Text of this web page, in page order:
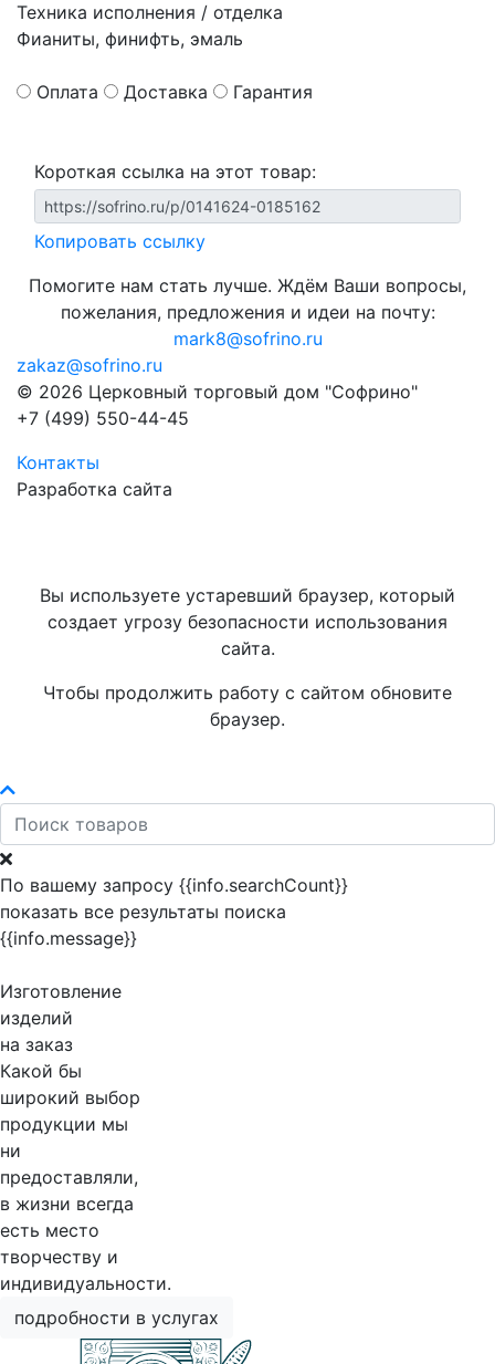
Техника исполнения / отделка
Фианиты, финифть, эмаль
Оплата Доставка Гарантия
Короткая ссылка на этот товар:
Копировать ссылку
Помогите нам стать лучше. Ждём Ваши вопросы,
пожелания, предложения и идеи на почту:
mark8@sofrino.ru
zakaz@sofrino.ru
© 2026 Церковный торговый дом "Софрино"
+7 (499) 550-44-45
Контакты
Разработка сайта
Вы используете устаревший браузер, который
создает угрозу безопасности использования
сайта.
Чтобы продолжить работу с сайтом обновите
браузер.
По вашему запросу {{info.searchCount}}
показать все результаты поиска
{{info.message}}
Изготовление
изделий
на заказ
Какой бы
широкий выбор
продукции мы
ни
предоставляли,
в жизни всегда
есть место
творчеству и
индивидуальности.
подробности в услугах